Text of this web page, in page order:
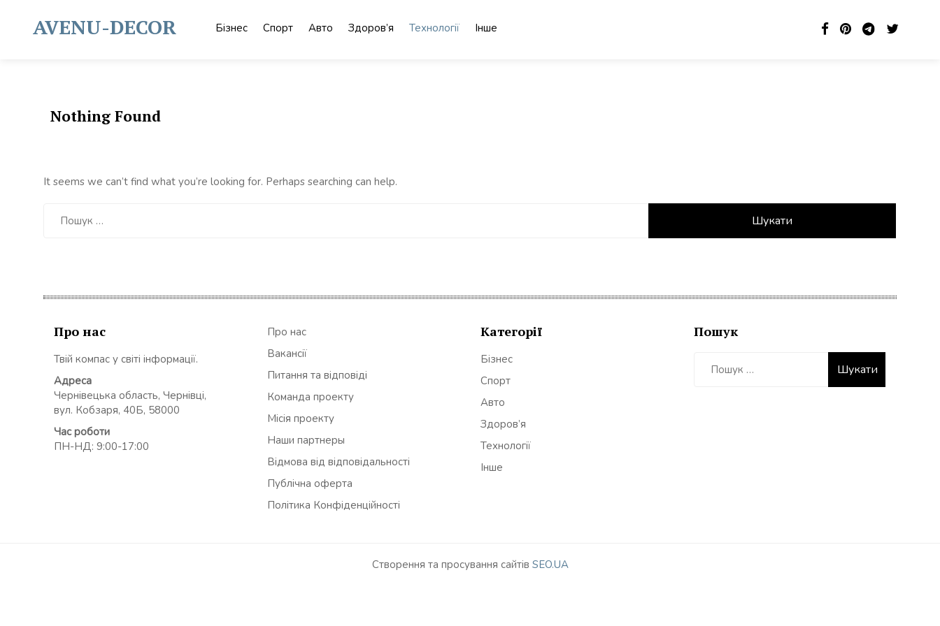
contentAVENU-DECOR Бізнес Спорт Авто Здоров’я Технології Інше
Nothing Found
It seems we can’t find what you’re looking for. Perhaps searching can help.
Про нас
Твій компас у світі інформації.
Адреса
Чернівецька область, Чернівці,
вул. Кобзаря, 40Б, 58000
Час роботи
ПН-НД: 9:00-17:00
Про нас
Вакансії
Питання та відповіді
Команда проекту
Місія проекту
Наши партнеры
Відмова від відповідальності
Публічна оферта
Політика Конфіденційності
Категорії
Бізнес
Спорт
Авто
Здоров’я
Технології
Інше
Пошук
Створення та просування сайтів SEO.UA